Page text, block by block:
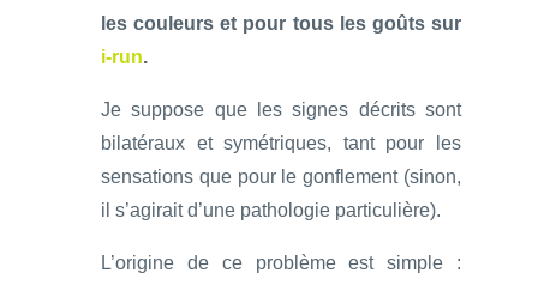
les couleurs et pour tous les goûts sur
i-run.
Je suppose que les signes décrits sont
bilatéraux et symétriques, tant pour les
sensations que pour le gonflement (sinon,
il s’agirait d’une pathologie particulière).
L’origine de ce problème est simple :